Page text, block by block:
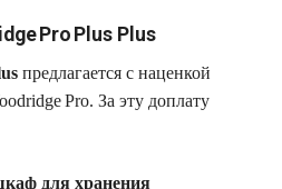
Pro Plus Plus
предлагается с наценкой
Pro. За эту доплату
для хранения